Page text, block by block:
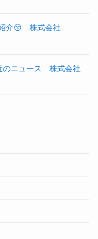
介😚 株式会社
のニュース 株式会社